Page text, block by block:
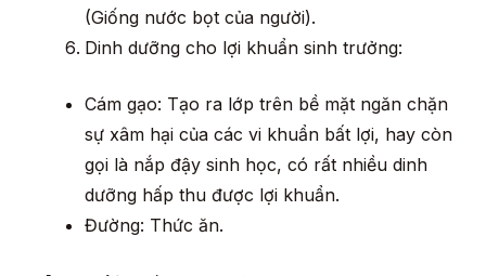
(Giống nước bọt của người).
Dinh dưỡng cho lợi khuẩn sinh trưởng:
Cám gạo: Tạo ra lớp trên bề mặt ngăn chặn
sự xâm hại của các vi khuẩn bất lợi, hay còn
gọi là nắp đậy sinh học, có rất nhiều dinh
dưỡng hấp thu được lợi khuẩn.
Đường: Thức ăn.